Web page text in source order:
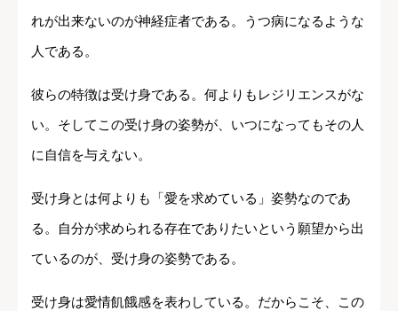
れが出来ないのが神経症者である。うつ病になるような
人である。
彼らの特徴は受け身である。何よりもレジリエンスがな
い。そしてこの受け身の姿勢が、いつになってもその人
に自信を与えない。
受け身とは何よりも「愛を求めている」姿勢なのであ
る。自分が求められる存在でありたいという願望から出
ているのが、受け身の姿勢である。
受け身は愛情飢餓感を表わしている。だからこそ、この